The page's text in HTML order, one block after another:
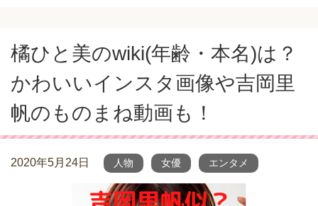
橘ひと美のwiki(年齢・本名)は？
かわいいインスタ画像や吉岡里
帆のものまね動画も！
2020年5月24日 人物 女優 エンタメ